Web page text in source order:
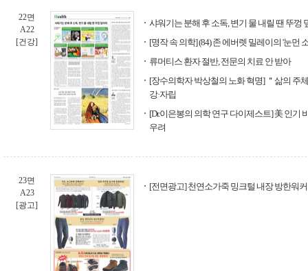
22면
A22
[건강]
샤워기는 분해 후 소독, 변기 물 내릴 땐 뚜껑
[명작 속 의학] (84) 존 에버렛 밀레이의 '눈먼
류머티스 환자 절반, 전문의 치료 안 받아
[장수의학자 박상철의 노화 혁명] ＂삶의 주
강·자립
[Dr.이은봉의 의학 연구 다이제스트] 美 인기
우려
23면
A23
[광고]
[전면광고] 천연소가죽 밍크털 내장 방한워